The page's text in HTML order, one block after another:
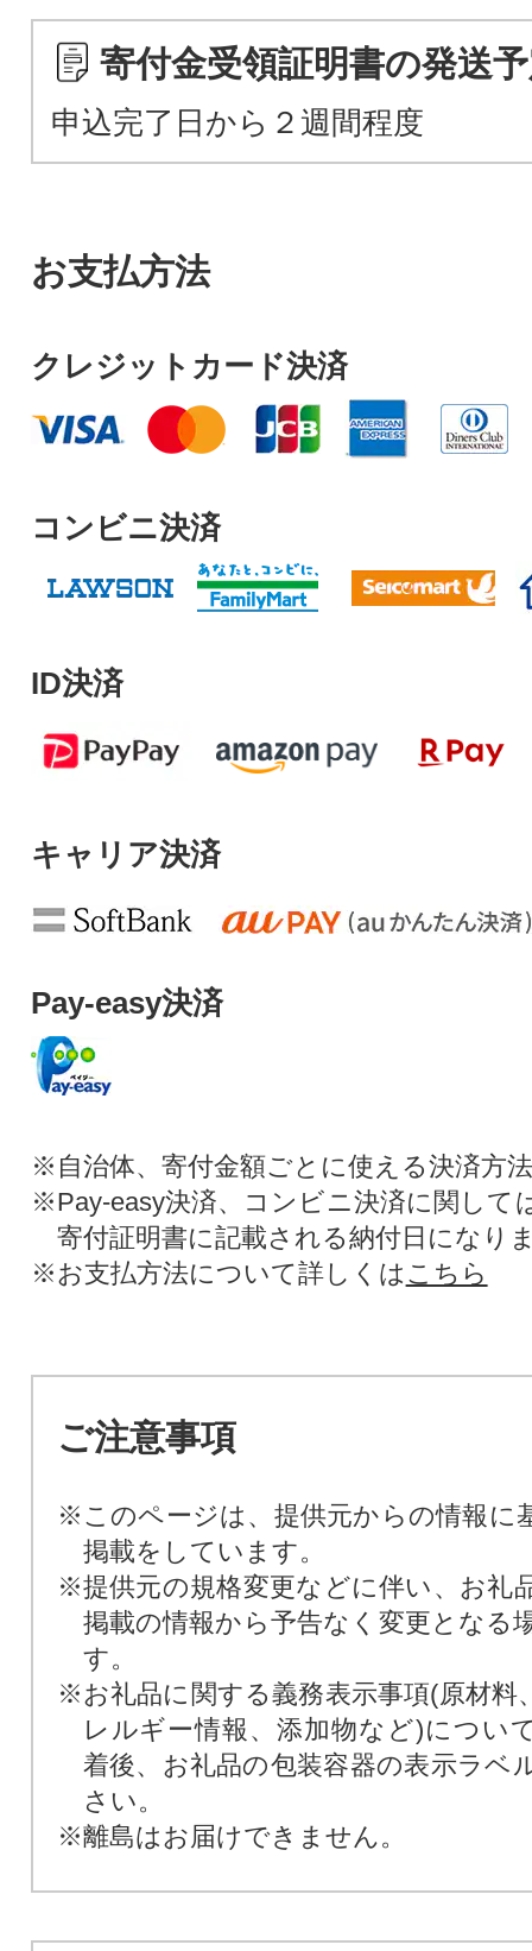
寄付金受領証明書の発送
申込完了日から２週間程度
お支払方法
クレジットカード決済
コンビニ決済
ID決済
キャリア決済
Pay-easy決済
※自治体、寄付金額ごとに使える決済方
※Pay-easy決済、コンビニ決済に関して
寄付証明書に記載される納付日になり
※お支払方法について詳しくは こちら
ご注意事項
※このページは、提供元からの情報に
掲載をしています。
※提供元の規格変更などに伴い、お礼
掲載の情報から予告なく変更となる
す。
※お礼品に関する義務表示事項(原材料
レルギー情報、添加物など)につい
着後、お礼品の包装容器の表示ラベ
さい。
※離島はお届けできません。